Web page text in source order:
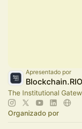
Apresentado por
Blockchain.RIO
The Institutional
Organizado por